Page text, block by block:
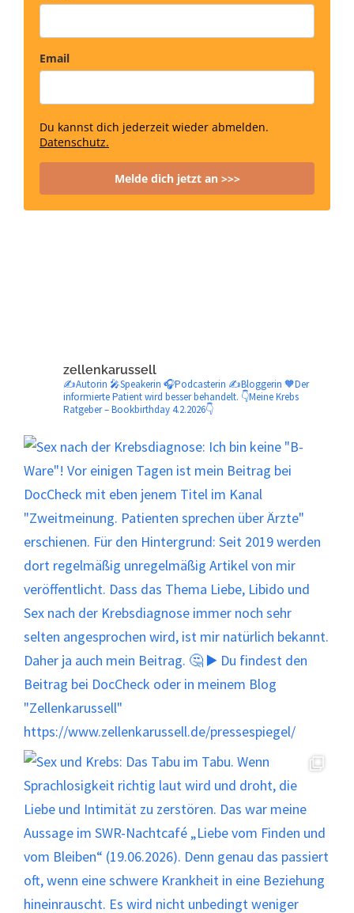
Email
Du kannst dich jederzeit wieder abmelden.
Datenschutz.
Melde dich jetzt an >>>
zellenkarussell
✍️Autorin 🎤Speakerin 🎧Podcasterin ✍️Bloggerin 🧡Der
informierte Patient wird besser behandelt. 👇Meine Krebs
Ratgeber – Bookbirthday 4.2.2026👇